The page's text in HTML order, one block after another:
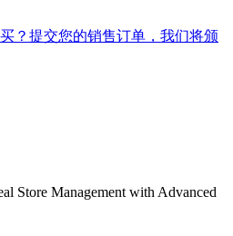
？ 提交您的销售订单，我们将颁
Store Management with Advanced